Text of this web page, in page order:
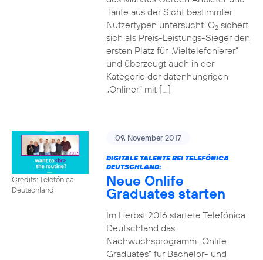
Tarife aus der Sicht bestimmter
Nutzertypen untersucht. O2sichert
sich als Preis-Leistungs-Sieger den
ersten Platz für „Vieltelefonierer“
und überzeugt auch in der
Kategorie der datenhungrigen
„Onliner“ mit […]
Credits: Telefónica
Deutschland
09. November 2017
DIGITALE TALENTE BEI TELEFÓNICA
DEUTSCHLAND:
Neue Onlife
Graduates starten
Im Herbst 2016 startete Telefónica
Deutschland das
Nachwuchsprogramm „Onlife
Graduates“ für Bachelor- und